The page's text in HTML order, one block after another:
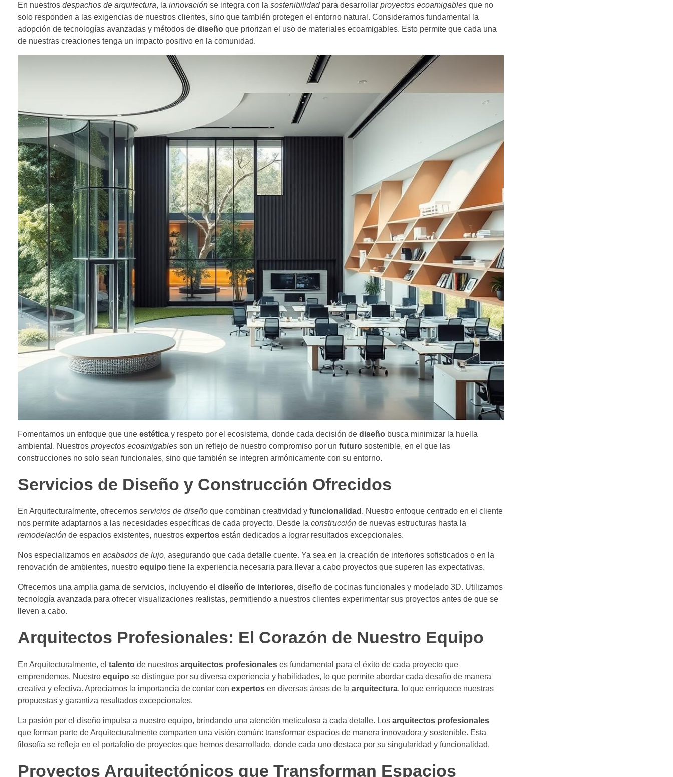
En nuestros despachos de arquitectura, la innovación se integra con la sostenibilidadpara desarrollar proyectos ecoamigables que no
solo responden a las exigencias de nuestros clientes, sino que también protegen el entorno natural. Consideramos fundamental la
adopción de tecnologías avanzadas y métodos de diseño que priorizan el uso de materiales ecoamigables. Esto permite que cada una
de nuestras creaciones tenga un impacto positivo en la comunidad.
Fomentamos un enfoque que une estética y respeto por el ecosistema, donde cada decisión de diseño busca minimizar la huella
ambiental. Nuestros proyectos ecoamigables son un reflejo de nuestro compromiso por un futuro sostenible, en el que las
construcciones no solo sean funcionales, sino que también se integren armónicamente con su entorno.
Servicios de Diseño y Construcción Ofrecidos
En Arquitecturalmente, ofrecemos servicios de diseño que combinan creatividad y funcionalidad . Nuestro enfoque centrado en el cliente
nos permite adaptarnos a las necesidades específicas de cada proyecto. Desde la construcción de nuevas estructuras hasta la
remodelación de espacios existentes, nuestros expertos están dedicados a lograr resultados excepcionales.
Nos especializamos en acabados de lujo, asegurando que cada detalle cuente. Ya sea en la creación de interiores sofisticados o en la
renovación de ambientes, nuestro equipo tiene la experiencia necesaria para llevar a cabo proyectos que superen las expectativas.
Ofrecemos una amplia gama de servicios, incluyendo el diseño de interiores, diseño de cocinas funcionales y modelado 3D. Utilizamos
tecnología avanzada para ofrecer visualizaciones realistas, permitiendo a nuestros clientes experimentar sus proyectos antes de que se
lleven a cabo.
Arquitectos Profesionales: El Corazón de Nuestro Equipo
En Arquitecturalmente, el talento de nuestros arquitectos profesionales es fundamental para el éxito de cada proyecto que
emprendemos. Nuestro equipo se distingue por su diversa experiencia y habilidades, lo que permite abordar cada desafío de manera
creativa y efectiva. Apreciamos la importancia de contar con expertos en diversas áreas de la arquitectura, lo que enriquece nuestras
propuestas y garantiza resultados excepcionales.
La pasión por el diseño impulsa a nuestro equipo, brindando una atención meticulosa a cada detalle. Los arquitectos profesionales
que forman parte de Arquitecturalmente comparten una visión común: transformar espacios de manera innovadora y sostenible. Esta
filosofía se refleja en el portafolio de proyectos que hemos desarrollado, donde cada uno destaca por su singularidad y funcionalidad.
Proyectos Arquitectónicos que Transforman Espacios